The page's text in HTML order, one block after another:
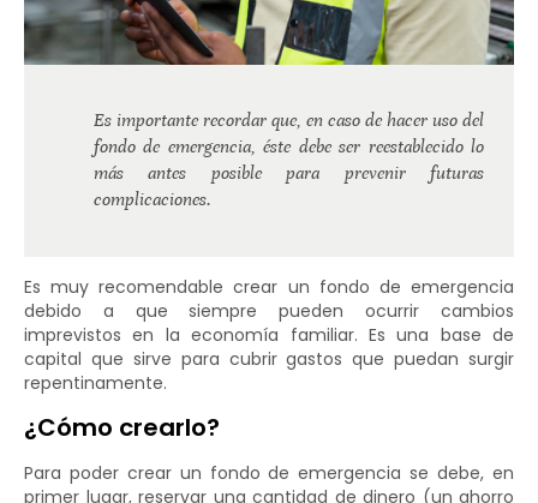
Es importante recordar que, en caso de hacer uso del
fondo de emergencia, éste debe ser reestablecido lo
más antes posible para prevenir futuras
complicaciones.
Es muy recomendable crear un fondo de emergencia
debido a que siempre pueden ocurrir cambios
imprevistos en la economía familiar. Es una base de
capital que sirve para cubrir gastos que puedan surgir
repentinamente.
¿Cómo crearlo?
Para poder crear un fondo de emergencia se debe, en
primer lugar, reservar una cantidad de dinero (un ahorro